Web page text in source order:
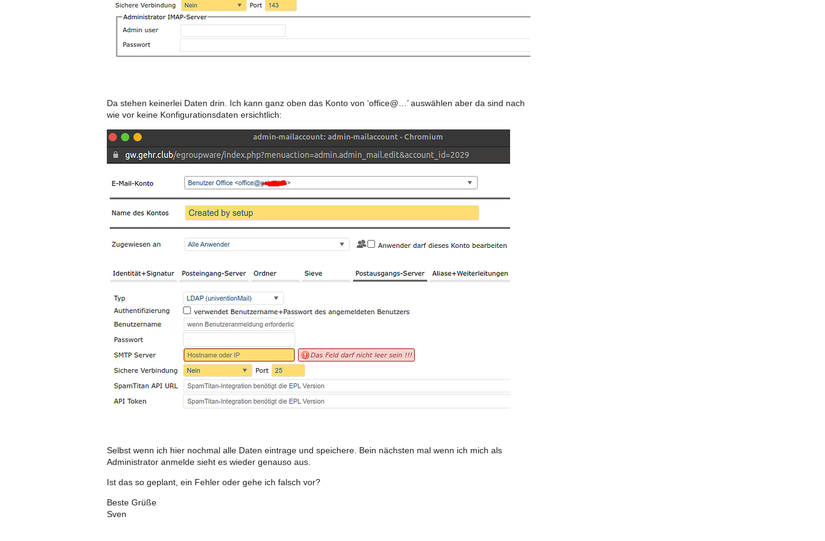
Da stehen keinerlei Daten drin. Ich kann ganz oben das Konto von ‘office@…’ auswählen aber da sind nach
wie vor keine Konfigurationsdaten ersichtlich:
Selbst wenn ich hier nochmal alle Daten eintrage und speichere. Bein nächsten mal wenn ich mich als
Administrator anmelde sieht es wieder genauso aus.
Ist das so geplant, ein Fehler oder gehe ich falsch vor?
Beste Grüße
Sven